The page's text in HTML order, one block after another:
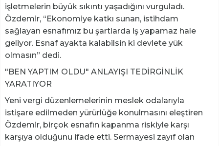
işletmelerin büyük sıkıntı yaşadığını vurguladı.
Özdemir, “Ekonomiye katkı sunan, istihdam
sağlayan esnafımız bu şartlarda iş yapamaz hale
geliyor. Esnaf ayakta kalabilsin ki devlete yük
olmasın” dedi.
"BEN YAPTIM OLDU" ANLAYIŞI TEDİRGİNLİK
YARATIYOR
Yeni vergi düzenlemelerinin meslek odalarıyla
istişare edilmeden yürürlüğe konulmasını eleştiren
Özdemir, birçok esnafın kapanma riskiyle karşı
karşıya olduğunu ifade etti. Sermayesi zayıf olan